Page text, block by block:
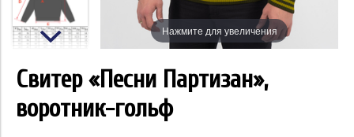
Нажмите для увеличения
Свитер «Песни Партизан»,
воротник-гольф